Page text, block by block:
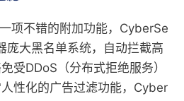
项不错的附加功能，Cyber​​Se
庞大黑名单系统，自动拦截高
受DDoS（分布式拒绝服务）
性化的广告过滤功能，Cyber​​